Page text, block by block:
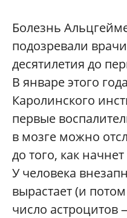
Болезнь
подозревали
десятилетия до
В январе этого
Каролинского
первые
в мозге можно
до того, как
У человека
вырастает (и
число астроцитов